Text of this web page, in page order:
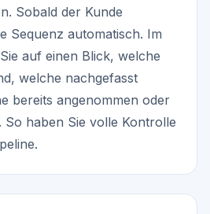
Sobald der Kunde
Sequenz automatisch. Im
auf einen Blick, welche
welche nachgefasst
bereits angenommen oder
haben Sie volle Kontrolle